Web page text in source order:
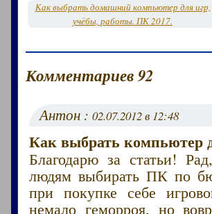
Как выбрать домашний компьютер для игр,
учёбы, работы. ПК 2017.
Комментариев 92
Антон :02.07.2012 в 12:48
Как выбрать компьютер
Благодарю за статьи!
людям выбирать ПК по
при покупке себе
немало геморроя, но